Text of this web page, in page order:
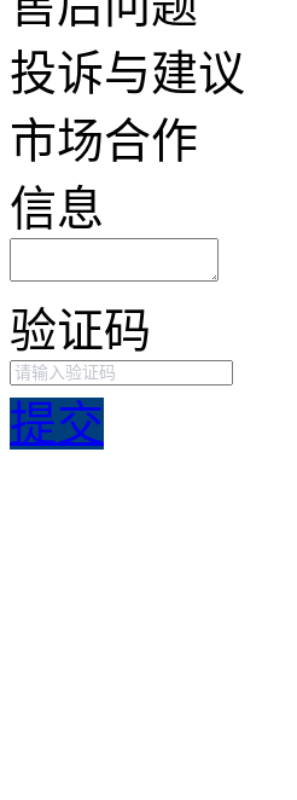
投诉与建议
市场合作
信息
验证码
提交